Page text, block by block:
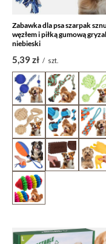
Zabawka dla psa szarpak
węzłem i piłką gumową
niebieski
5,39 zł / szt.